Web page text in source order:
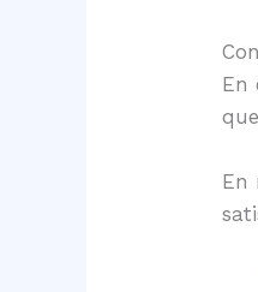
En
En